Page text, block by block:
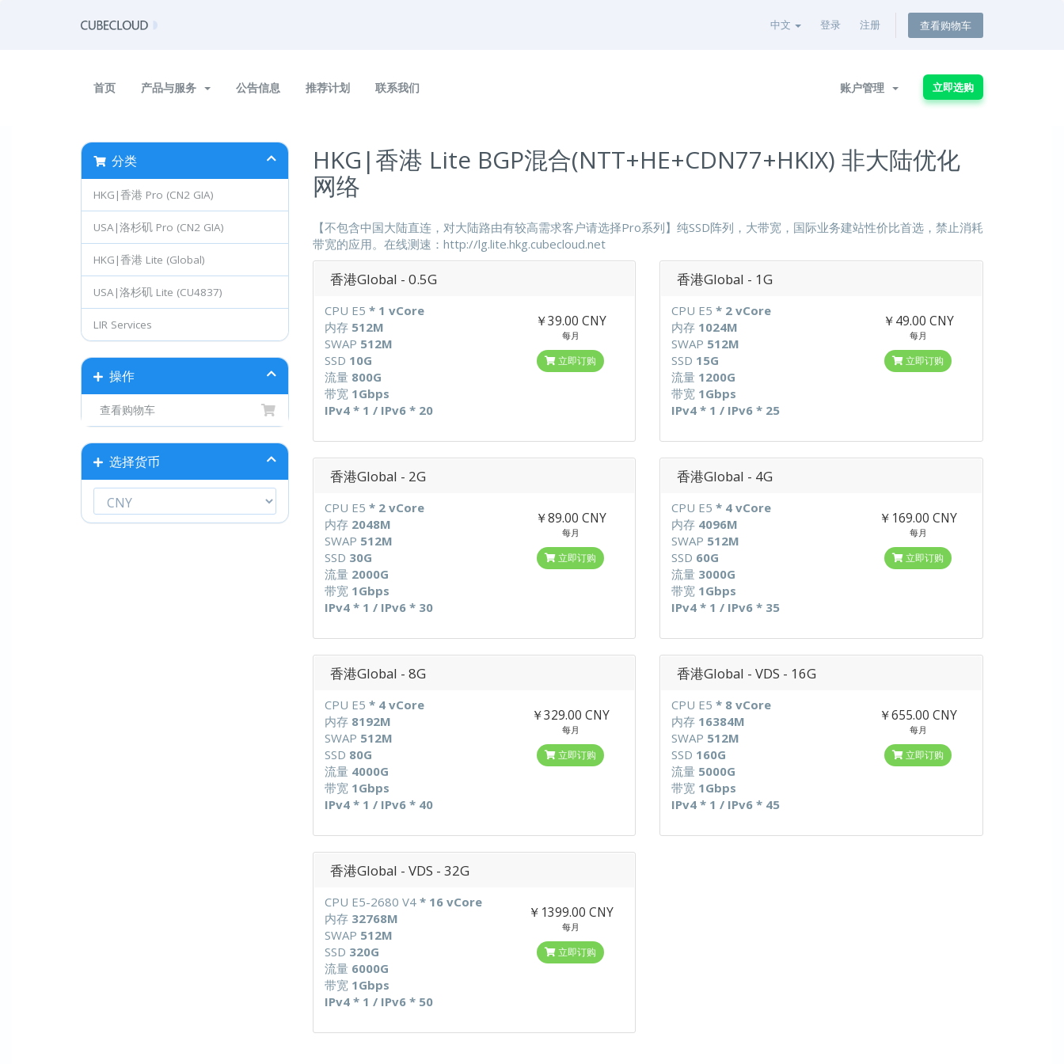
中文 登录 注册 查看购物车
首页 产品与服务 公告信息 推荐计划 联系我们 账户管理 立即选购
分类
HKG|香港 Pro (CN2 GIA)
USA|洛杉矶 Pro (CN2 GIA)
HKG|香港 Lite (Global)
USA|洛杉矶 Lite (CU4837)
LIR Services
操作
查看购物车
选择货币
HKG|香港 Lite BGP混合(NTT+HE+CDN77+HKIX) 非大陆优化
网络
【不包含中国大陆直连，对大陆路由有较高需求客户请选择Pro系列】纯SSD阵列，大带宽，国际业务建站性价比首选，禁止消耗
带宽的应用。在线测速：http://lg.lite.hkg.cubecloud.net
香港Global - 0.5G
CPU E5 * 1 vCore
内存 512M
SWAP 512M
SSD 10G
流量 800G
带宽 1Gbps
IPv4 * 1 / IPv6 * 20
￥39.00 CNY
每月
立即订购
香港Global - 1G
CPU E5* 2 vCore
内存 1024M
SWAP 512M
SSD 15G
流量 1200G
带宽 1Gbps
IPv4 * 1 / IPv6 * 25
￥49.00 CNY
每月
立即订购
香港Global - 2G
CPU E5 * 2 vCore
内存 2048M
SWAP 512M
SSD 30G
流量 2000G
带宽 1Gbps
IPv4 * 1 / IPv6 * 30
￥89.00 CNY
每月
立即订购
香港Global - 4G
CPU E5* 4 vCore
内存 4096M
SWAP 512M
SSD 60G
流量 3000G
带宽 1Gbps
IPv4 * 1 / IPv6 * 35
￥169.00 CNY
每月
立即订购
香港Global - 8G
CPU E5 * 4 vCore
内存 8192M
SWAP 512M
SSD 80G
流量 4000G
带宽 1Gbps
IPv4 * 1 / IPv6 * 40
￥329.00 CNY
每月
立即订购
香港Global - VDS - 16G
CPU E5* 8 vCore
内存 16384M
SWAP 512M
SSD 160G
流量 5000G
带宽 1Gbps
IPv4 * 1 / IPv6 * 45
￥655.00 CNY
每月
立即订购
香港Global - VDS - 32G
CPU E5-2680 V4 * 16 vCore
内存 32768M
SWAP 512M
SSD 320G
流量 6000G
带宽 1Gbps
IPv4 * 1 / IPv6 * 50
￥1399.00 CNY
每月
立即订购